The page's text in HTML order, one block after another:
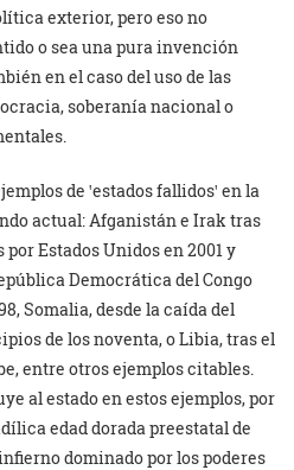
exterior, pero eso no
o sea una pura invención
en el caso del uso de las
soberanía nacional o
de ꞌestados fallidosꞌ en la
actual: Afganistán e Irak tras
Estados Unidos en 2001 y
Democrática del Congo
Somalia, desde la caída del
de los noventa, o Libia, tras el
entre otros ejemplos citables.
al estado en estos ejemplos, por
edad dorada preestatal de
dominado por los poderes